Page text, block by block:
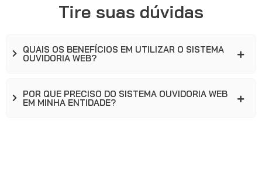
Tire suas dúvidas
QUAIS OS BENEFÍCIOS EM UTILIZAR O SISTEMA
OUVIDORIA WEB?
POR QUE PRECISO DO SISTEMA OUVIDORIA WEB
EM MINHA ENTIDADE?